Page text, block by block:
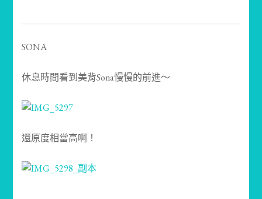
SONA
休息時間看到美背Sona慢慢的前進～
還原度相當高啊！